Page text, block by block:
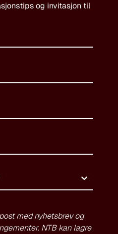
og invitasjon til
med nyhetsbrev og
NTB kan lagre